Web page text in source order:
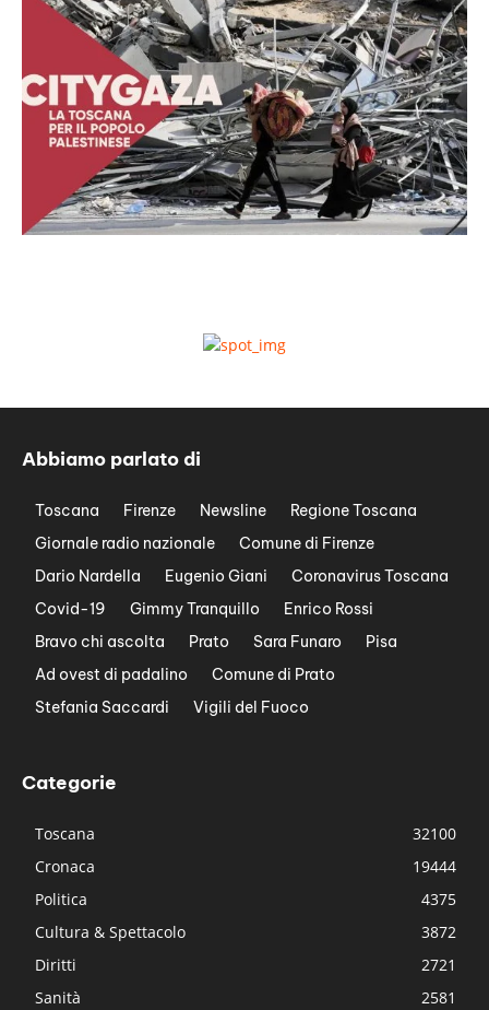
Abbiamo parlato di
Toscana Firenze Newsline
Regione Toscana
Giornale radio nazionale
Comune di Firenze
Dario Nardella
Eugenio Giani
Coronavirus Toscana
Covid-19
Gimmy Tranquillo
Enrico Rossi
Bravo chi ascolta
Prato Sara Funaro
Pisa
Ad ovest di padalino
Comune di Prato
Stefania Saccardi
Vigili del Fuoco
Categorie
Toscana
32100
Cronaca
19444
Politica
4375
Cultura & Spettacolo
3872
Diritti
2721
Sanità
2581